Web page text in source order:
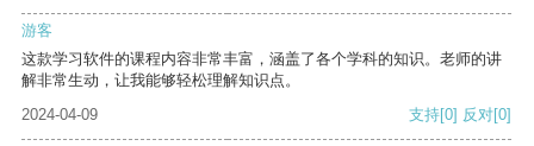
游客
这款学习软件的课程内容非常丰富，涵盖了各个学科的知识。老师的讲
解非常生动，让我能够轻松理解知识点。
2024-04-09
支持[0] 反对[0]